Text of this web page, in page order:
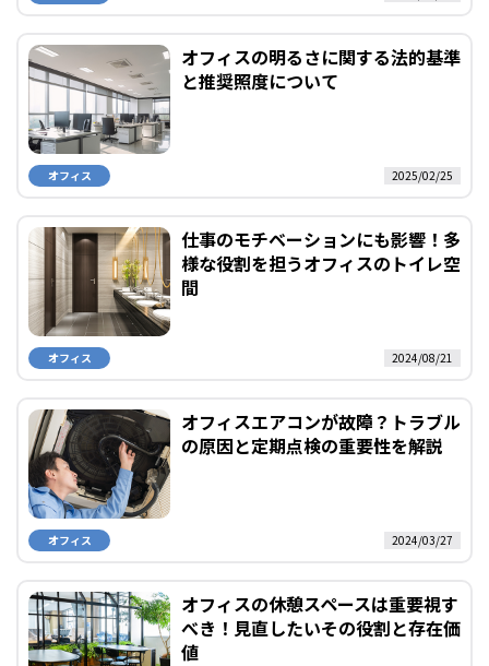
オフィスの明るさに関する法的基準
と推奨照度について
オフィス 2025/02/25
仕事のモチベーションにも影響！多
様な役割を担うオフィスのトイレ空
間
オフィス 2024/08/21
オフィスエアコンが故障？トラブル
の原因と定期点検の重要性を解説
オフィス 2024/03/27
オフィスの休憩スペースは重要視す
べき！見直したいその役割と存在価
値